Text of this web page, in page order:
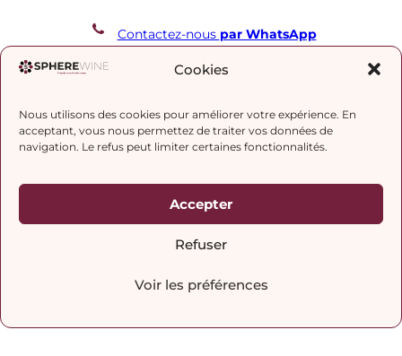
Cookies
Nous utilisons des cookies pour améliorer votre expérience. En
acceptant, vous nous permettez de traiter vos données de
navigation. Le refus peut limiter certaines fonctionnalités.
Accepter
Refuser
Voir les préférences
Contactez-nous par WhatsApp
REJOIGNEZ NOTRE LISTE DE DIFFUSION
politique de confidentialité.